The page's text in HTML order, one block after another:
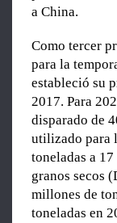
a China.
Como tercer
para la
estableció su
2017. Para
disparado de
utilizado para
toneladas a
granos secos
millones de
toneladas en